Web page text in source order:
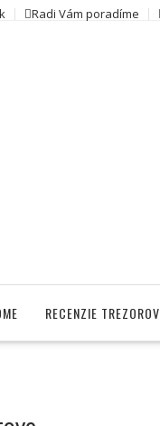
Radi Vám poradíme
RECENZIE TREZOROV